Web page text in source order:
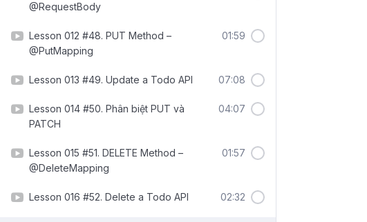
@RequestBody
Lesson 012 #48. PUT Method –
@PutMapping
01:59
Lesson 013 #49. Update a Todo API 07:08
Lesson 014 #50. Phân biệt PUT và
PATCH
04:07
Lesson 015 #51. DELETE Method –
@DeleteMapping
01:57
Lesson 016 #52. Delete a Todo API 02:32